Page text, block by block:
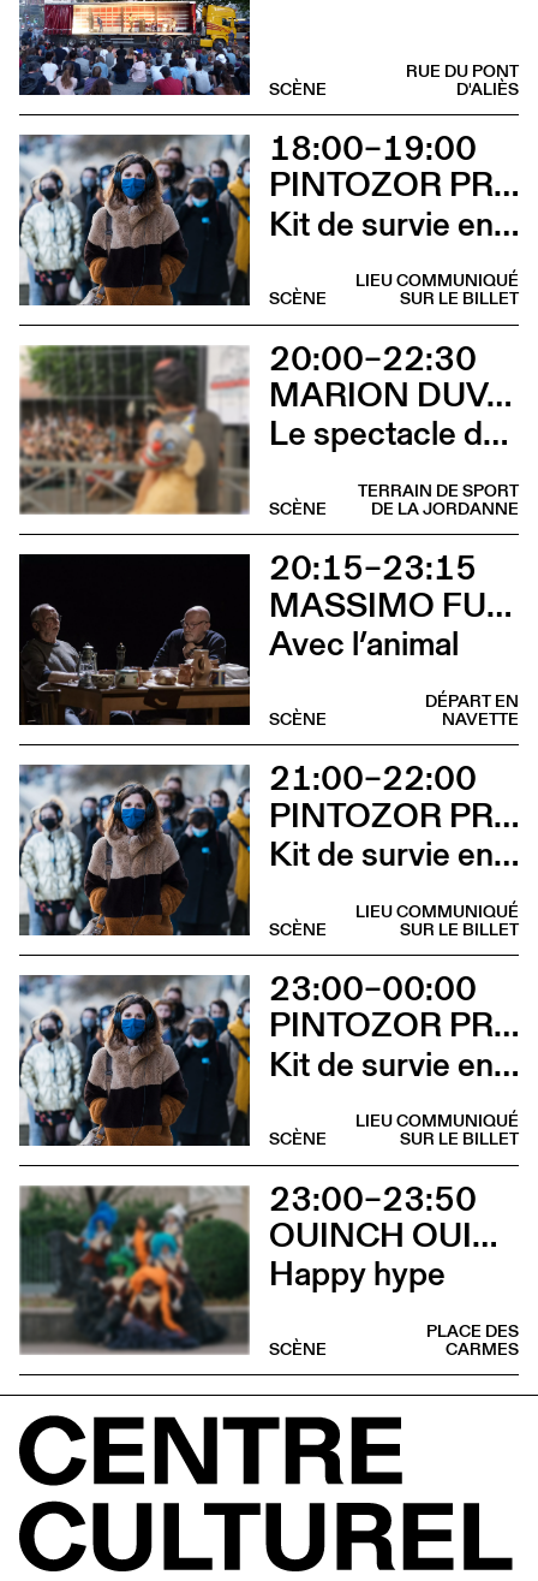
RUE DU PONT
D'ALIÈS
SCÈNE
18:00–19:00
PINTOZOR PROD. ET MARION THOMAS
Kit de survie en territoire masculiniste
LIEU COMMUNIQUÉ
SUR LE BILLET
SCÈNE
20:00–22:30
MARION DUVAL - CIE CHRIS CADILLAC
Le spectacle de merde
TERRAIN DE SPORT
DE LA JORDANNE
SCÈNE
20:15–23:15
MASSIMO FURLAN ET CLAIRE DE RIBAUPIERRE
Avec l’animal
DÉPART EN
NAVETTE
SCÈNE
21:00–22:00
PINTOZOR PROD. ET MARION THOMAS
Kit de survie en territoire masculiniste
LIEU COMMUNIQUÉ
SUR LE BILLET
SCÈNE
23:00–00:00
PINTOZOR PROD. ET MARION THOMAS
Kit de survie en territoire masculiniste
LIEU COMMUNIQUÉ
SUR LE BILLET
SCÈNE
23:00–23:50
OUINCH OUINCH X MULAH
Happy hype
PLACE DES
CARMES
SCÈNE